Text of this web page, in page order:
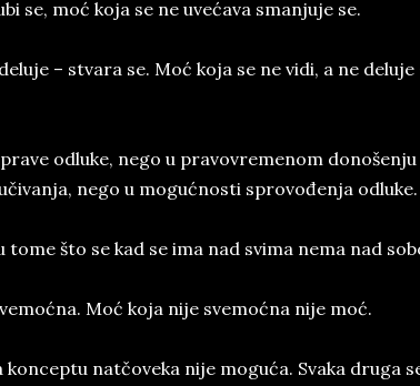
se, moć koja se ne uvećava smanjuje se.
– stvara se. Moć koja se ne vidi, a ne deluje
odluke, nego u pravovremenom donošenju
nego u mogućnosti sprovođenja odluke.
tome što se kad se ima nad svima nema nad
Moć koja nije svemoćna nije moć.
natčoveka nije moguća. Svaka druga